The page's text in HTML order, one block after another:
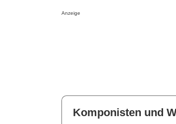
Anzeige
Komponisten und